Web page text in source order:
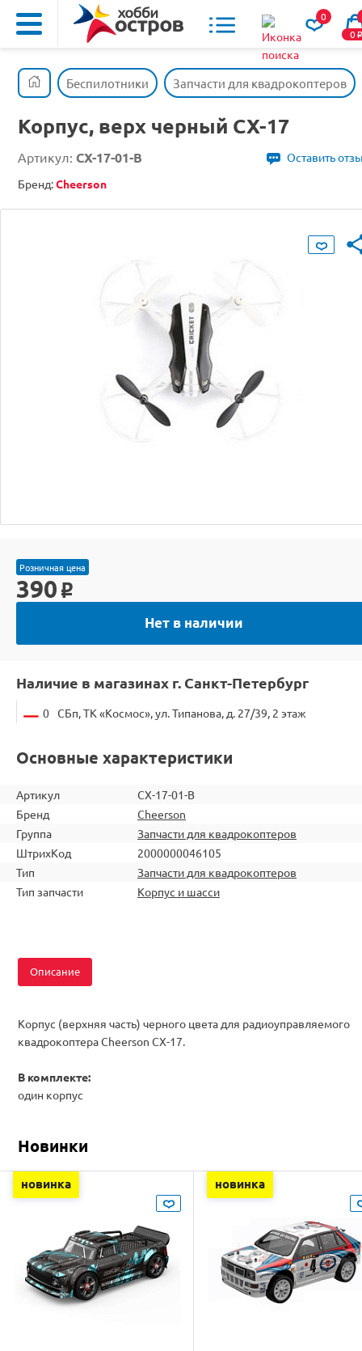
0
0o
Беспилотники Запчасти для квадрокоптеров
Корпус, верх черный CX-17
Артикул: CX-17-01-B
Оставить
Бренд:Cheerson
Розничная цена
390 o
Нет в наличии
Наличие в магазинах г. Санкт-Петербург
0 СБп, ТК «Космос», ул. Типанова, д. 27/39, 2 этаж
Основные характеристики
Артикул
CX-17-01-B
Бренд
Cheerson
Группа
Запчасти для квадрокоптеров
ШтрихКод
2000000046105
Тип
Запчасти для квадрокоптеров
Тип запчасти
Корпус и шасси
Описание
Корпус (верхняя часть) черного цвета для радиоуправляемого
квадрокоптера Cheerson CX-17.
В комплекте:
один корпус
Новинки
новинка новинка